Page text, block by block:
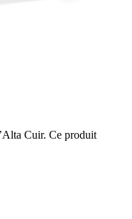
Cuir. Ce produit